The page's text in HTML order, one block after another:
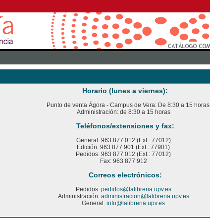
Horario (lunes a viernes):
Punto de venta Ágora - Campus de Vera: De 8:30 a 15 horas
Administración: de 8:30 a 15 horas
Teléfonos/extensiones y fax:
General: 963 877 012 (Ext.: 77012)
Edición: 963 877 901 (Ext.: 77901)
Pedidos: 963 877 012 (Ext.: 77012)
Fax: 963 877 912
Correos electrónicos:
Pedidos: pedidos@lalibreria.upv.es
Administración: administracion@lalibreria.upv.es
General: info@lalibreria.upv.es